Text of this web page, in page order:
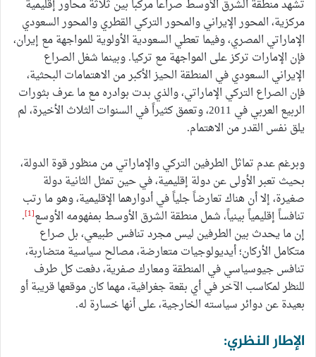
تشهد منطقة الشرق الأوسط صراعا مركباً بين ثلاثة محاور إقليمية
مركزية، المحور الإيراني والمحور التركي القطري والمحور السعودي
الإماراتي المصري، وفيما تعطي السعودية الأولوية للمواجهة مع إيران،
فإن الإمارات تركز على المواجهة مع تركيا. وبينما شغل الصراع
الإيراني السعودي في المنطقة الحيز الأكبر من الاهتمامات البحثية،
فإن الصراع التركي الإماراتي، والذي بدت بوادره مع ما عرف بثورات
الربيع العربي في 2011، وتعمق كثيراً في السنوات الثلاث الأخيرة، لم
يلق نفس القدر من الاهتمام.
وبرغم عدم تماثل الطرفين التركي والإماراتي من منظور قوة الدولة،
بحيث تعبر الأولى عن دولة إقليمية، في حين تمثل الثانية دولة
صغيرة، إلا أن هناك تعارضاً جلياً في أدوارهما الإقليمية، وهو ما رتب
تنافساً إقليمياً بينياً، شمل منطقة الشرق الأوسط بمفهومه الأوسع[1]
.
إن ما يحدث بين الطرفين ليس مجرد تنافس طبيعي، بل صراع
متكامل الأركان؛ أيديولوجيات متعارضة، مصالح سياسية متضاربة،
تنافس جيوسياسي في المنطقة ومعارك صفرية، دفعت كل طرف
للنظر لمكاسب الآخر في أي بقعة جغرافية، مهما كان موقعها قريبة أو
بعيدة عن دوائر سياسته الخارجية، على أنها خسارة له.
الإطار النظري: